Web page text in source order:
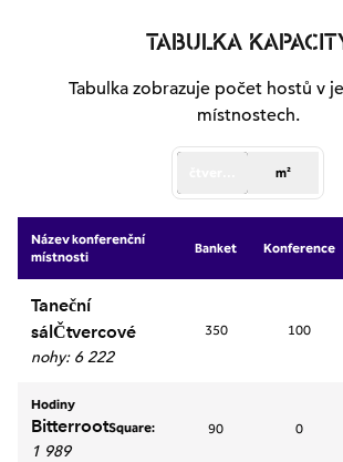
TABULKA
Tabulka zobrazuje počet hostů v
místnostech.
čtverečních stop
m²
Název konferenční
místnosti
Banket Konference
Taneční
sálČtvercové
nohy: 6 222
350 100
Hodiny
BitterrootSquare:
1 989
90 0